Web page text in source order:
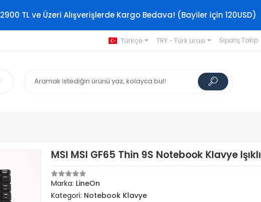
2900 TL ve Üzeri Alışverişlerde Kargo Bedava! (Bayiler için 120USD)
Türkçe TRY - Türk Lirası Sipariş Takip
MSI MSI GF65 Thin 9S Notebook Klavye Işıklı
Marka: LineOn
Kategori: Notebook Klavye